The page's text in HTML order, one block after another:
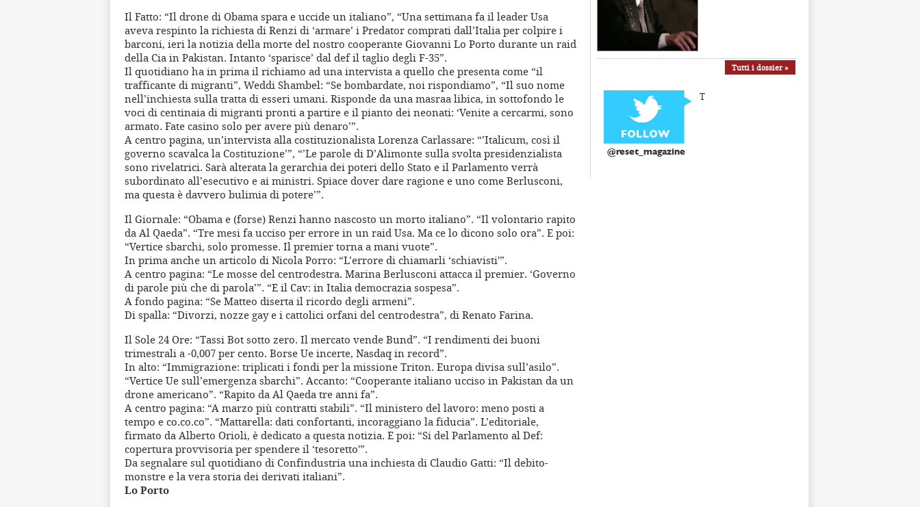
Il Fatto: “Il drone di Obama spara e uccide un italiano”, “Una settimana fa il leader Usa
aveva respinto la richiesta di Renzi di ‘armare’ i Predator comprati dall’Italia per colpire i
barconi, ieri la notizia della morte del nostro cooperante Giovanni Lo Porto durante un raid
della Cia in Pakistan. Intanto ‘sparisce’ dal def il taglio degli F-35”.
Il quotidiano ha in prima il richiamo ad una intervista a quello che presenta come “il
trafficante di migranti”, Weddi Shambel: “Se bombardate, noi rispondiamo”, “Il suo nome
nell’inchiesta sulla tratta di esseri umani. Risponde da una masraa libica, in sottofondo le
voci di centinaia di migranti pronti a partire e il pianto dei neonati: ‘Venite a cercarmi, sono
armato. Fate casino solo per avere più denaro’”.
A centro pagina, un’intervista alla costituzionalista Lorenza Carlassare: “’Italicum, così il
governo scavalca la Costituzione’”, “’Le parole di D’Alimonte sulla svolta presidenzialista
sono rivelatrici. Sarà alterata la gerarchia dei poteri dello Stato e il Parlamento verrà
subordinato all’esecutivo e ai ministri. Spiace dover dare ragione e uno come Berlusconi,
ma questa è davvero bulimia di potere’”.
Il Giornale: “Obama e (forse) Renzi hanno nascosto un morto italiano”. “Il volontario rapito
da Al Qaeda”. “Tre mesi fa ucciso per errore in un raid Usa. Ma ce lo dicono solo ora”. E poi:
“Vertice sbarchi, solo promesse. Il premier torna a mani vuote”.
In prima anche un articolo di Nicola Porro: “L’errore di chiamarli ‘schiavisti'”.
A centro pagina: “Le mosse del centrodestra. Marina Berlusconi attacca il premier. ‘Governo
di parole più che di parola’”. “E il Cav: in Italia democrazia sospesa”.
A fondo pagina: “Se Matteo diserta il ricordo degli armeni”.
Di spalla: “Divorzi, nozze gay e i cattolici orfani del centrodestra”, di Renato Farina.
Il Sole 24 Ore: “Tassi Bot sotto zero. Il mercato vende Bund”. “I rendimenti dei buoni
trimestrali a -0,007 per cento. Borse Ue incerte, Nasdaq in record”.
In alto: “Immigrazione: triplicati i fondi per la missione Triton. Europa divisa sull’asilo”.
“Vertice Ue sull’emergenza sbarchi”. Accanto: “Cooperante italiano ucciso in Pakistan da un
drone americano”. “Rapito da Al Qaeda tre anni fa”.
A centro pagina: “A marzo più contratti stabili”. “Il ministero del lavoro: meno posti a
tempo e co.co.co”. “Mattarella: dati confortanti, incoraggiano la fiducia”. L’editoriale,
firmato da Alberto Orioli, è dedicato a questa notizia. E poi: “Si del Parlamento al Def:
copertura provvisoria per spendere il ‘tesoretto'”.
Da segnalare sul quotidiano di Confindustria una inchiesta di Claudio Gatti: “Il debito-
monstre e la vera storia dei derivati italiani”.
Lo Porto
Tutti i dossier »
@reset_magazine
T